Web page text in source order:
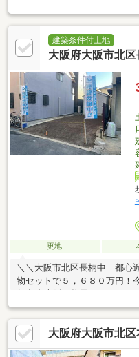
圏内！ 天五中崎町商店街す
／阪急千里線 「天神橋筋六
状線「天満」駅…徒歩５分│地
│地下鉄堺筋線「扇町」駅……
立地です♪ ≪参考プランあり
建築条件付土地
大阪府大阪市北
更地
＼＼大阪市北区長柄中 都心
物セットで５，６８０万円！
魅力◆大阪・梅田までアクセ
的静かで落ち着いて暮らせま
く、お子様がいる方も安心の
更が可能！食洗機・浴室乾燥
実の仕様！◆周辺環境◆豊
大阪府大阪市北